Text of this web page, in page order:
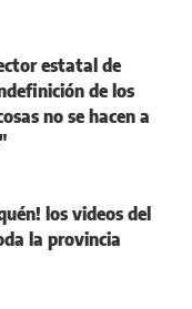
estatal de
de los
no se hacen a
los videos del
la provincia